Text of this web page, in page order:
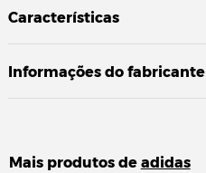
Características
Informações do fabricante
Mais produtos de adidas